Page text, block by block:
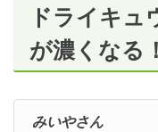
ドライキュ
が濃くなる！
みいやさん